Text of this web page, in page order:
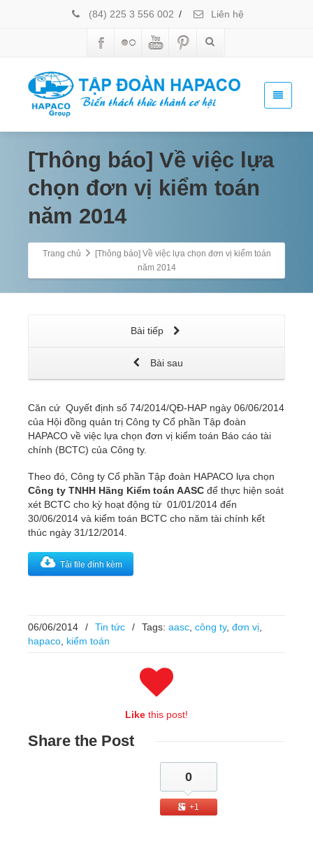
(84) 225 3 556 002 / Liên hệ
[Thông báo] Về việc lựa
chọn đơn vị kiểm toán
năm 2014
Trang chủ
[Thông báo] Về việc lựa chọn đơn vị kiểm toán
năm 2014
Bài tiếp
Bài sau
Căn cứ Quyết định số 74/2014/QĐ-HAP ngày 06/06/2014
của Hội đồng quản trị Công ty Cổ phần Tập đoàn
HAPACO về việc lựa chọn đơn vị kiểm toán Báo cáo tài
chính (BCTC) của Công ty.
Theo đó, Công ty Cổ phần Tập đoàn HAPACO lựa chọn
Công ty TNHH Hãng Kiểm toán AASC để thực hiện soát
xét BCTC cho kỳ hoạt động từ 01/01/2014 đến
30/06/2014 và kiểm toán BCTC cho năm tài chính kết
thúc ngày 31/12/2014.
Tải file đính kèm
06/06/2014 / Tin tức / Tags: aasc công ty, đơn vị
hapaco kiểm toán
Like this post!
Share the Post
0
+1